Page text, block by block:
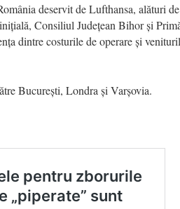
deservit de Lufthansa, alături de
Consiliul Județean Bihor și
dintre costurile de operare și
București, Londra și Varșovia.